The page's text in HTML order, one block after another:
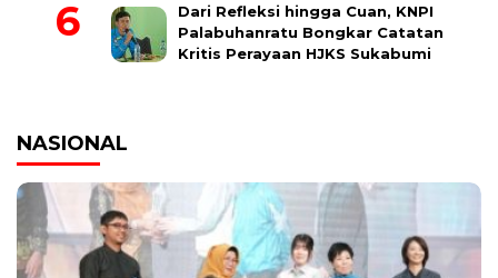
Dari Refleksi hingga Cuan, KNPI
Palabuhanratu Bongkar Catatan
Kritis Perayaan HJKS Sukabumi
NASIONAL